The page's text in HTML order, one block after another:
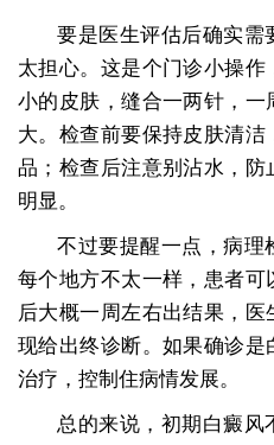
要是医生评估后确实需
太担心。这是个门诊小操
小的皮肤，缝合一两针，
大。检查前要保持皮肤清
品；检查后注意别沾水，
明显。
不过要提醒一点，病理
每个地方不太一样，患者
后大概一周左右出结果，
现给出终诊断。如果确诊
治疗，控制住病情发展。
总的来说，初期白癜风